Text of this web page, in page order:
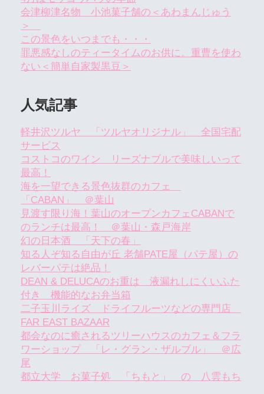
会津柳津名物 小池菓子舗の＜あわまんじゅう
＞
この景色をいつまでも・・・
罪悪感なしのティータイムのお供に。重曹を使わ
ない＜簡単自家製黒豆＞
人気記事
軽井沢ツルヤ 「ツルヤオリジナル」 全国宅配
サービス
コストコのワイン リーズナブルで美味しいって
最高！
海を一望できる景色抜群のカフェ
「CABAN」 ＠葉山
見渡す限り海！葉山のオープンカフェCABANで
のランチは最高！ ＠葉山・森戸海岸
幻の日本酒 「天下の春」
知る人ぞ知る自由が丘 老舗PATE屋（パテ屋）の
レバーパテは絶品！
DEAN & DELUCAのお重は 液漏れしにくいふた
付き 機能的なお弁当箱
二子玉川ライズ ドライフルーツなどの専門店
FAR EAST BAZAAR
都会なのに癒されるツリーハウスのカフェ＆フラ
ワーショップ 「レ・グラン・ザルブル」 ＠広
尾
都立大学 お菓子処 「ちもと」 の 八雲もち